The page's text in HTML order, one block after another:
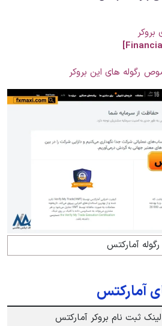
بروکر
رگوله های این بروکر
رگوله آمارکتس
آمارکتس
لینک ثبت نام بروکر آمارکتس